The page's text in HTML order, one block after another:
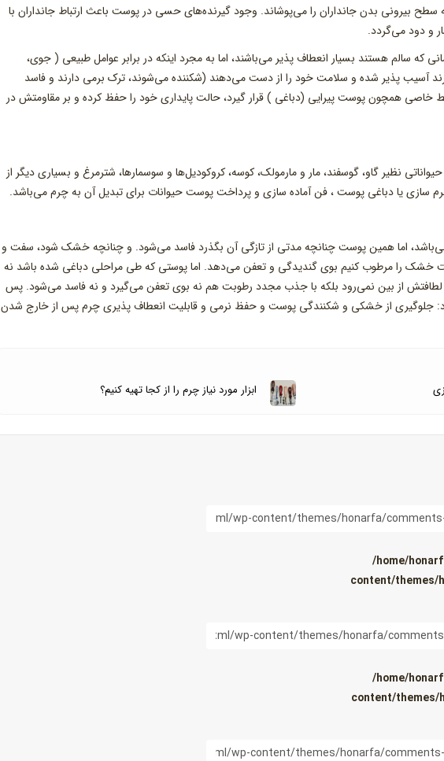
بیرونی بدن جانداران را می‌پوشاند. وجود گیرنده‌های حسی در پوست باعث ارتباط جانداران با
و دود می‌گردد.
که سالم هستند بسیار انعطاف پذیر می‌باشند، اما به مجرد اینکه در برابر عوامل طبیعی ( جوی،
آسیب پذیر شده و سلامت خود را از دست می‌دهند (شکننده می‌شوند، ترک برمی دارند و فاسد
همچون پوست پیرایی (دباغی ) قرار گیرد، حالت پایداری خود را حفظ کرده و بر مقاومتش در
نظیر گاو، گوسفند، مار و مارمولک، کوسه، کروکودیل‌ها و سوسمارها، شترمرغ و بسیاری دیگر از
سازی یا دباغی پوست ، فن آماده سازی و پرداخت پوست حیوانات برای تبدیل آن به چرم می‌باشد.
اما همین پوست چنانچه مدتی از تازگی آن بگذرد فاسد می‌شود. و چنانچه خشک شود، سفت و
خشک را مرطوب کنیم بوی گندیدگی و تعفن می‌دهد. اما پوستی که طی مراحلی دباغی شده باشد نه
لطافتش از بین نمی‌رود بلکه با جذب مجدد رطوبت هم نه بوی تعفن می‌گیرد و نه فاسد می‌شود. پس
جلوگیری از خشکی و شکنندگی پوست و حفظ نرمی و قابلیت انعطاف پذیری چرم پس از خارج شدن
ابزار مورد نیاز چرم را از کجا تهیه کنیم؟
/home/
content/themes/
/home/
content/themes/